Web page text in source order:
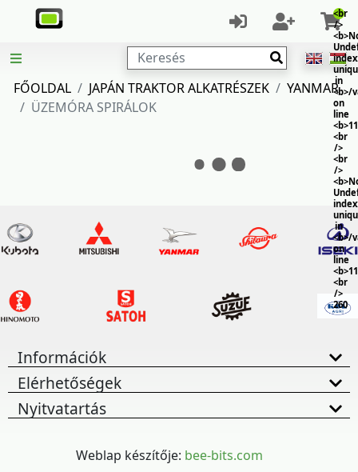
<br
/>
in
<b>/
on
line
<br
/>
<br
/>
in
<b>/
on
line
<br
/>
260
Keresés
FŐOLDAL
JAPÁN TRAKTOR ALKATRÉSZEK
YANMAR
ÜZEMÓRA SPIRÁLOK
Információk
Elérhetőségek
Nyitvatartás
Weblap készítője: bee-bits.com